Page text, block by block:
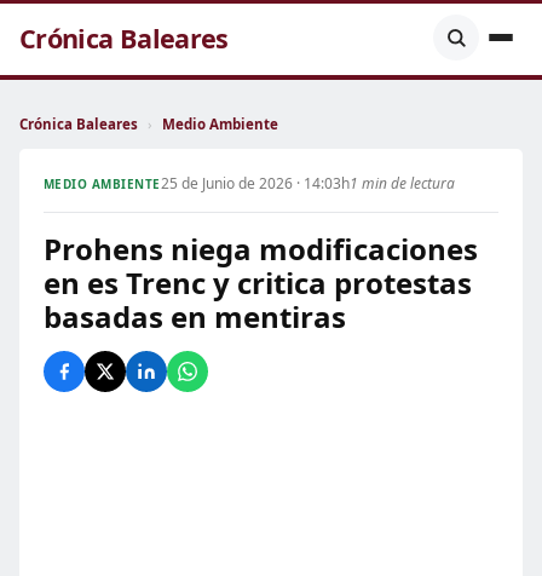
Crónica Baleares
Crónica Baleares › Medio Ambiente
MEDIO AMBIENTE25 de Junio de 2026 · 14:03h1 min de lectura
Prohens niega modificaciones
en es Trenc y critica protestas
basadas en mentiras